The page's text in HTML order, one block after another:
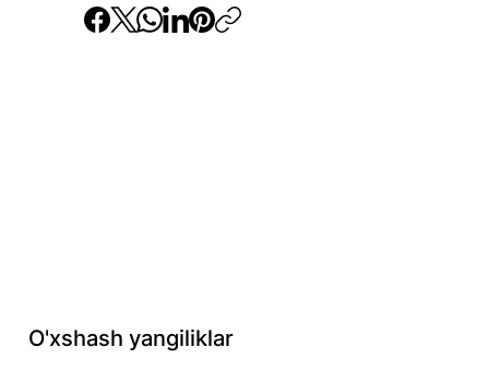
O'xshash yangiliklar